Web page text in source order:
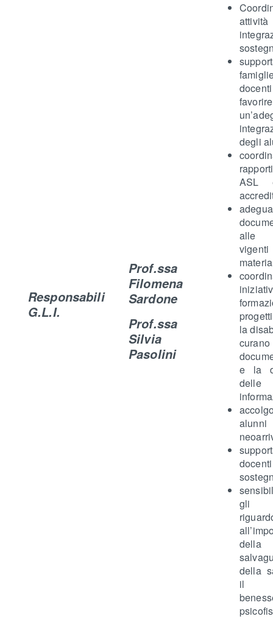
Responsabili
G.L.I.
Prof.ssa
Filomena
Sardone
Prof.ssa
Silvia
Pasolini
favorire
degli
ASL
alle
la
e la
delle
gli
della
della
il